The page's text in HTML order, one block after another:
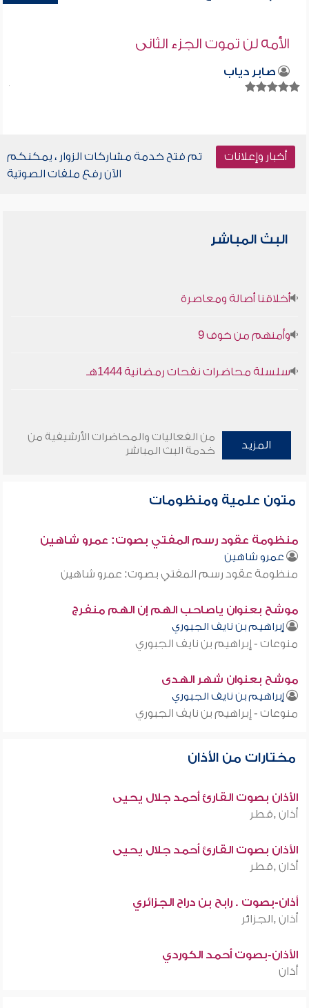
الأمه لن تموت الجزء الثانى
صابر دياب
أخبار وإعلانات
تم فتح خدمة مشاركات الزوار ، يمكنكم
الآن رفع ملفات الصوتية
البث المباشر
أخلاقنا أصالة ومعاصرة
وأمنهم من خوف 9
سلسلة محاضرات نفحات رمضانية 1444هـ
المزيد
من الفعاليات والمحاضرات الأرشيفية من
خدمة البث المباشر
متون علمية ومنظومات
منظومة عقود رسم المفتي بصوت: عمرو شاهين
عمرو شاهين
منظومة عقود رسم المفتي بصوت: عمرو شاهين
موشح بعنوان ياصاحب الهم إن الهم منفرج
إبراهيم بن نايف الجبوري
منوعات - إبراهيم بن نايف الجبوري
موشح بعنوان شهر الهدى
إبراهيم بن نايف الجبوري
منوعات - إبراهيم بن نايف الجبوري
مختارات من الأذان
الأذان بصوت القارئ أحمد جلال يحيى
أذان ,قطر
الأذان بصوت القارئ أحمد جلال يحيى
أذان ,قطر
أذان-بصوت . رابح بن دراح الجزائري
أذان ,الجزائر
الأذان-بصوت أحمد الكوردي
أذان